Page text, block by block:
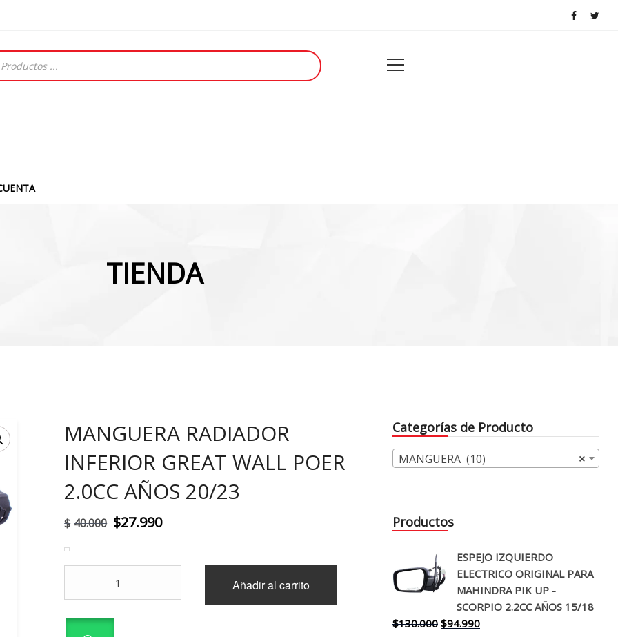
TIENDA
MANGUERA RADIADOR
INFERIOR GREAT WALL POER
2.0CC AÑOS 20/23
$ 40.000 El
original
era:
$27.990El
actual
$27.990.
INFERIOR
GREAT
Añadir al carrito
Categorías de Producto
×
MANGUERA (10)
Productos
ESPEJO IZQUIERDO
ELECTRICO ORIGINAL PARA
MAHINDRA PIK UP -
SCORPIO 2.2CC AÑOS 15/18
$130.000 El
$94.990El